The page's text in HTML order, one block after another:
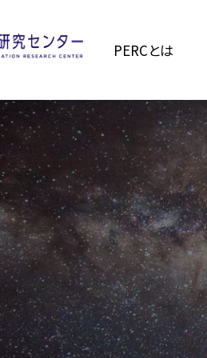
PERCとは